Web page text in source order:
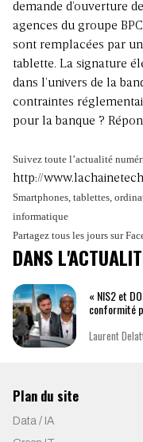
demande d’ouverture
agences du groupe
sont remplacées par
tablette. La signature
dans l’univers de la
contraintes
pour la banque ?
Suivez toute l’actualité
http://
Smartphones, tablettes,
informatique
Partagez tous les jours sur
DANS
« NIS2 et
conformité
Laurent
Plan du site
Data / IA